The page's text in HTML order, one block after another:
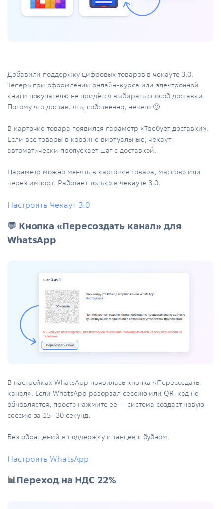
Добавили поддержку цифровых товаров в чекауте 3.0.
Теперь при оформлении онлайн-курса или электронной
книги покупателю не придётся выбирать способ доставки.
Потому что доставлять, собственно, нечего 🙂
В карточке товара появился параметр «Требует доставки».
Если все товары в корзине виртуальные, чекаут
автоматически пропускает шаг с доставкой.
Параметр можно менять в карточке товара, массово или
через импорт. Работает только в чекауте 3.0.
Настроить Чекаут 3.0
💬 Кнопка «Пересоздать канал» для
WhatsApp
В настройках WhatsApp появилась кнопка «Пересоздать
канал». Если WhatsApp разорвал сессию или QR-код не
обновляется, просто нажмите её — система создаст новую
сессию за 15–30 секунд.
Без обращений в поддержку и танцев с бубном.
Настроить WhatsApp
📊Переход на НДС 22%